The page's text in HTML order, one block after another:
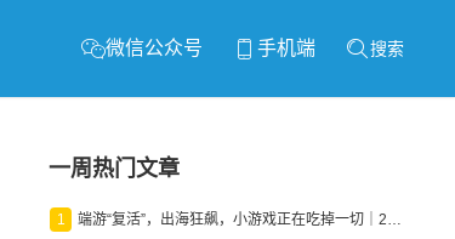
微信公众号 手机端 搜索
一周热门文章
1 端游“复活”，出海狂飙，小游戏正在吃掉一切｜2026上半年产业报告